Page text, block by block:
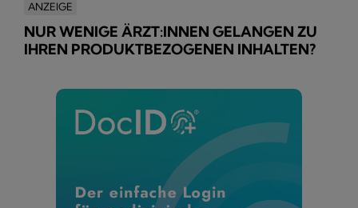
ANZEIGE
NUR WENIGE ÄRZT:INNEN GELANGEN ZU
IHREN PRODUKTBEZOGENEN INHALTEN?